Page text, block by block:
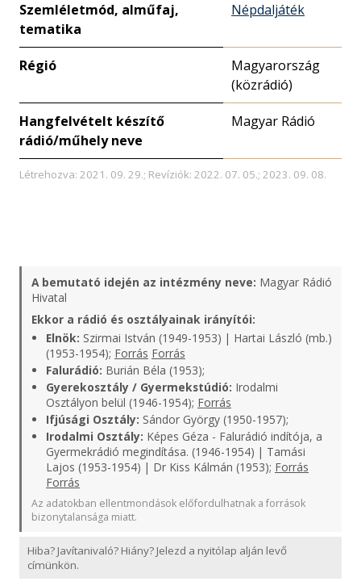
Szemléletmód, alműfaj,
tematika
Népdaljáték
Régió
Magyarország
(közrádió)
Hangfelvételt készítő
rádió/műhely neve
Magyar Rádió
Létrehozva: 2021. 09. 29.; Revíziók: 2022. 07. 05.; 2023. 09. 08.
A bemutató idején az intézmény neve: Magyar Rádió
Hivatal
Ekkor a rádió és osztályainak irányítói:
Elnök: Szirmai István (1949-1953) | Hartai László (mb.)
(1953-1954); Forrás Forrás
Falurádió: Burián Béla (1953);
Gyerekosztály / Gyermekstúdió: Irodalmi
Osztályon belül (1946-1954); Forrás
Ifjúsági Osztály: Sándor György (1950-1957);
Irodalmi Osztály: Képes Géza - Falurádió indítója, a
Gyermekrádió megindítása. (1946-1954) | Tamási
Lajos (1953-1954) | Dr Kiss Kálmán (1953); Forrás
Forrás
Az adatokban ellentmondások előfordulhatnak a források
bizonytalansága miatt.
Hiba? Javítanivaló? Hiány? Jelezd a nyitólap alján levő
címünkön.